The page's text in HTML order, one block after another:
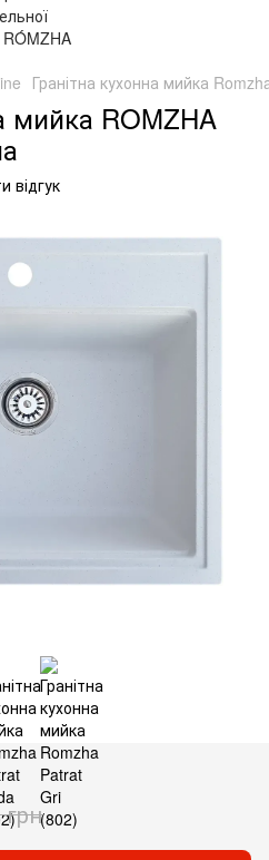
Гранітна кухонна мийка
мийка ROMZHA
відгук